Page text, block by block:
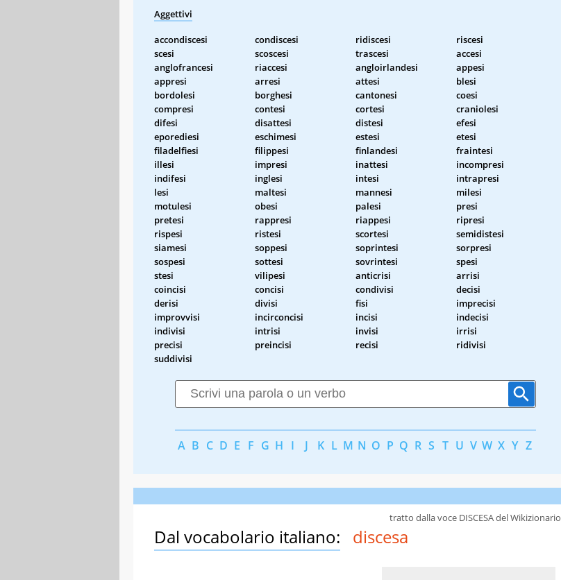
Aggettivi
accondiscesi condiscesi ridiscesi
riscesi
scesi
scoscesi trascesi
accesi
anglofrancesi
riaccesi angloirlandesi
appesi
appresi
arresi attesi
blesi
bordolesi
borghesi cantonesi
coesi
compresi
contesi cortesi
craniolesi
difesi
disattesi distesi
efesi
eporediesi
eschimesi estesi
etesi
filadelfiesi
filippesi finlandesi
fraintesi
illesi
impresi inattesi
incompresi
indifesi
inglesi intesi
intrapresi
lesi
maltesi mannesi
milesi
motulesi
obesi palesi
presi
pretesi
rappresi riappesi
ripresi
rispesi
ristesi scortesi
semidistesi
siamesi
soppesi soprintesi
sorpresi
sospesi
sottesi sovrintesi
spesi
stesi
vilipesi anticrisi
arrisi
coincisi
concisi condivisi
decisi
derisi
divisi fisi
imprecisi
improvvisi
incirconcisi incisi
indecisi
indivisi
intrisi invisi
irrisi
precisi
preincisi recisi
ridivisi
suddivisi
A B C D E F G H I J K L M N O P Q R S T U V W X Y Z
Dal vocabolario italiano: discesa
tratto dalla voce DISCESA del Wikizionario